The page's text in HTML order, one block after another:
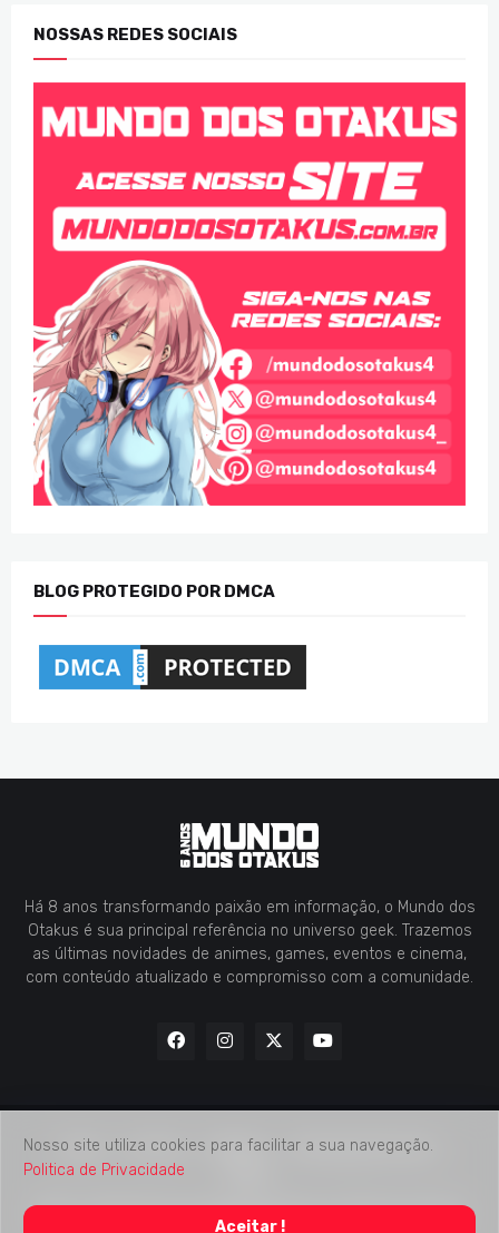
NOSSAS REDES SOCIAIS
BLOG PROTEGIDO POR DMCA
Há 8 anos transformando paixão em informação, o Mundo dos
Otakus é sua principal referência no universo geek. Trazemos
as últimas novidades de animes, games, eventos e cinema,
com conteúdo atualizado e compromisso com a comunidade.
Home Contato Midia Kit
Verificação de Fatos
Nosso site utiliza cookies para facilitar a sua navegação.
Politica de Privacidade
Aceitar !